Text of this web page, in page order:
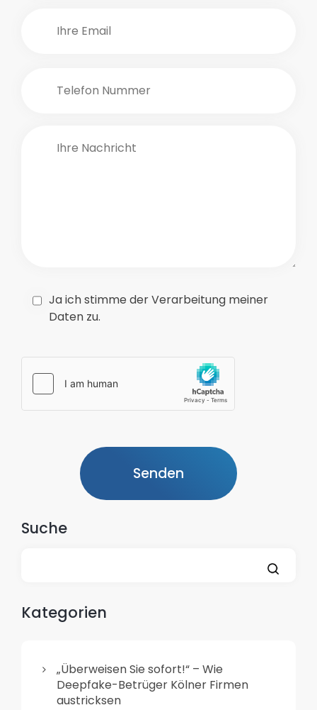
Ja ich stimme der Verarbeitung meiner
Daten zu.
Suche
Kategorien
„Überweisen Sie sofort!“ – Wie
Deepfake-Betrüger Kölner Firmen
austricksen